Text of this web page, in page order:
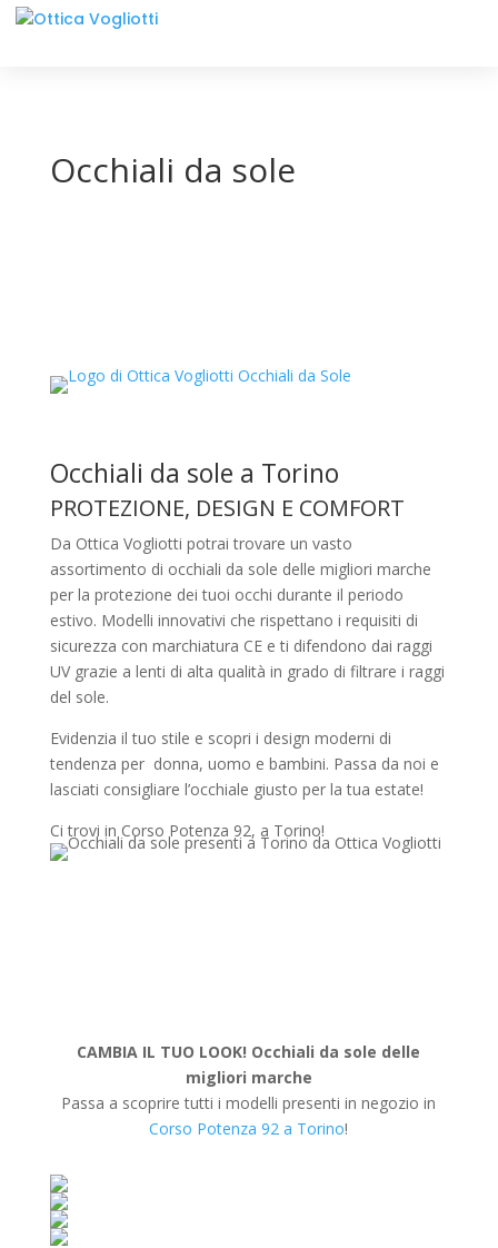
Occhiali da sole
Occhiali da sole a Torino
PROTEZIONE, DESIGN E COMFORT
Da Ottica Vogliotti potrai trovare un vasto
assortimento di occhiali da sole delle migliori marche
per la protezione dei tuoi occhi durante il periodo
estivo. Modelli innovativi che rispettano i requisiti di
sicurezza con marchiatura CE e ti difendono dai raggi
UV grazie a lenti di alta qualità in grado di filtrare i raggi
del sole.
Evidenzia il tuo stile e scopri i design moderni di
tendenza per donna, uomo e bambini. Passa da noi e
lasciati consigliare l’occhiale giusto per la tua estate!
Ci trovi in Corso Potenza 92, a Torino!
CAMBIA IL TUO LOOK! Occhiali da sole delle
migliori marche
Passa a scoprire tutti i modelli presenti in negozio in
Corso Potenza 92 a Torino!